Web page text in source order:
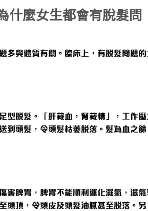
什麼女生都會有脫髮問
多與體質有關。臨床上，有脫髮問題的
型脫髮。「肝藏血，腎藏精」，工作壓
到頭髮，令頭髮枯萎脫落。髮為血之餘
害脾胃，脾胃不能順利運化濕氣，濕
頭頂，令頭皮及頭髮油膩甚至脫落。另